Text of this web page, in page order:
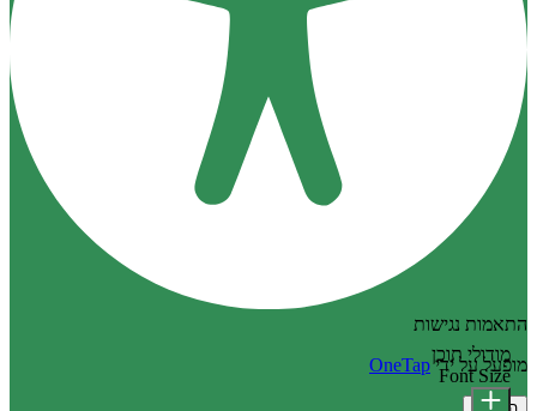
התאמות נגישות
מופעל על ידיOneTap
מודולי תוכן
Font Size